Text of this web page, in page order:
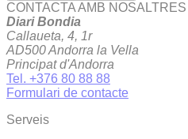
CONTACTA AMB NOSALTRES
Diari Bondia
Callaueta, 4, 1r
AD500 Andorra la Vella
Principat d'Andorra
Tel. +376 80 88 88
Formulari de contacte
Serveis